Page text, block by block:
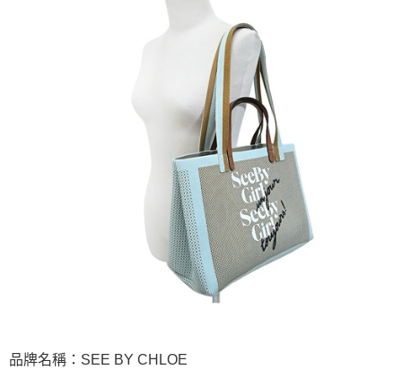
品牌名稱：SEE BY CHLOE